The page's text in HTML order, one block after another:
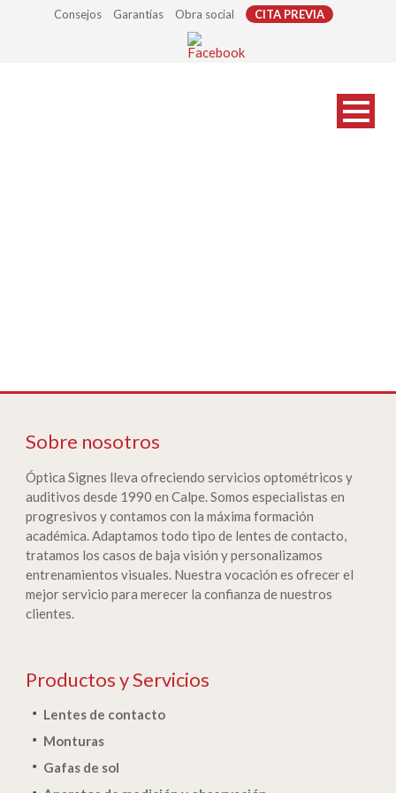
Consejos Garantías Obra social CITA PREVIA
Sobre nosotros
Óptica Signes lleva ofreciendo servicios optométricos y
auditivos desde 1990 en Calpe. Somos especialistas en
progresivos y contamos con la máxima formación
académica. Adaptamos todo tipo de lentes de contacto,
tratamos los casos de baja visión y personalizamos
entrenamientos visuales. Nuestra vocación es ofrecer el
mejor servicio para merecer la confianza de nuestros
clientes.
Productos y Servicios
Lentes de contacto
Monturas
Gafas de sol